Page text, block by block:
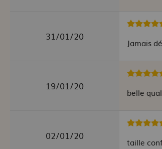
31/01/20
Jamais
19/01/20
belle
02/01/20
taille